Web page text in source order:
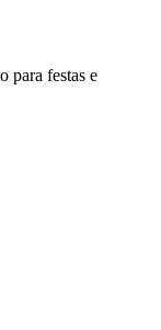
para festas e